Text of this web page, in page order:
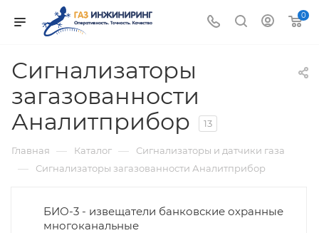
0
Сигнализаторы
загазованности
Аналитприбор
13
Главная — Каталог — Сигнализаторы и датчики газа
— Сигнализаторы загазованности Аналитприбор
БИО-3 - извещатели банковские охранные
многоканальные